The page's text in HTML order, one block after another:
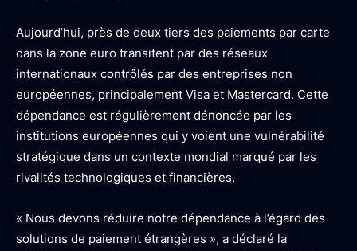
Aujourd’hui, près de deux tiers des paiements par carte
dans la zone euro transitent par des réseaux
internationaux contrôlés par des entreprises non
européennes, principalement Visa et Mastercard. Cette
dépendance est régulièrement dénoncée par les
institutions européennes qui y voient une vulnérabilité
stratégique dans un contexte mondial marqué par les
rivalités technologiques et financières.
« Nous devons réduire notre dépendance à l’égard des
solutions de paiement étrangères », a déclaré la